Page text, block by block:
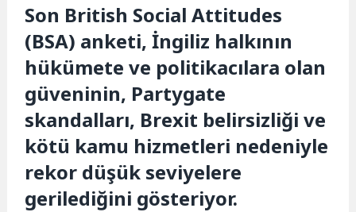
Son British Social Attitudes
(BSA) anketi, İngiliz halkının
hükümete ve politikacılara olan
güveninin, Partygate
skandalları, Brexit belirsizliği ve
kötü kamu hizmetleri nedeniyle
rekor düşük seviyelere
gerilediğini gösteriyor.